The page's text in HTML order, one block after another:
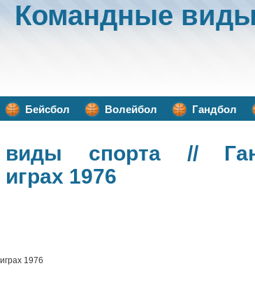
Командные
Бейсбол Волейбол Гандбол
спорта//
1976
1976